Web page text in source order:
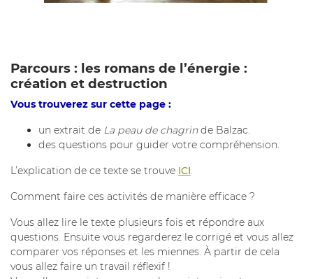
Parcours : les romans de l’énergie :
création et destruction
Vous trouverez sur cette page :
un extrait de La peau de chagrinde Balzac.
des questions pour guider votre compréhension.
L’explication de ce texte se trouve ICI.
Comment faire ces activités de manière efficace ?
Vous allez lire le texte plusieurs fois et répondre aux
questions. Ensuite vous regarderez le corrigé et vous allez
comparer vos réponses et les miennes. À partir de cela
vous allez faire un travail réflexif !